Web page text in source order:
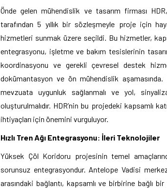
Önde gelen mühendislik ve tasarım firması
tarafından 5 yıllık bir sözleşmeyle proje için
hizmetleri sunmak üzere seçildi. Bu hizmetler,
entegrasyonu, işletme ve bakım tesislerinin
koordinasyonu ve gerekli çevresel destek
dokümantasyon ve ön mühendislik
mevzuata uygunluk sağlanmalı ve yol,
oluşturulmalıdır. HDR’nin bu projedeki kapsamlı
ihtiyaçları için önemini vurguluyor.
Hızlı Tren Ağı Entegrasyonu: İleri Teknolojiler
Yüksek Çöl Koridoru projesinin temel
sorunsuz entegrasyondur. Antelope Vadisi
arasındaki bağlantı, kapsamlı ve birbirine bağlı